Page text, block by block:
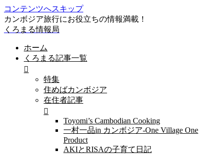
コンテンツへスキップ
カンボジア旅行にお役立ちの情報満載！
くろまる情報局
ホーム
くろまる記事一覧
特集
住めばカンボジア
在住者記事
Toyomi’s Cambodian Cooking
一村一品in カンボジア-One Village One
Product
AKIとRISAの子育て日記